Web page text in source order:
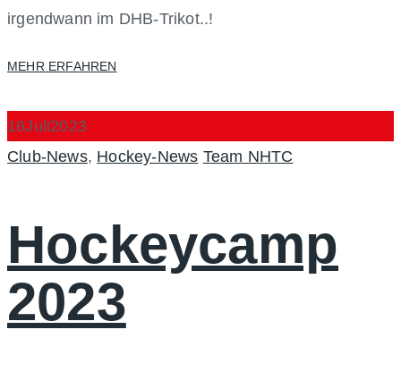
irgendwann im DHB-Trikot..!
MEHR ERFAHREN
16Juli2023
Categories
Club-News, Hockey-News Author
Team NHTC
Hockeycamp
2023